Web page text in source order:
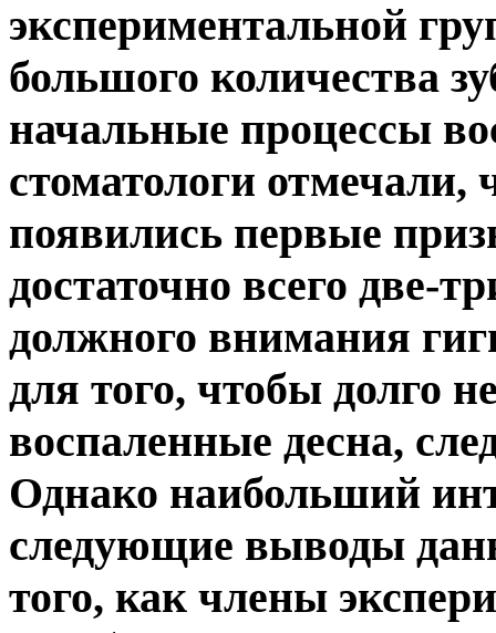
экспериментальной
большого количества
начальные процессы
стоматологи отмечали,
появились первые
достаточно всего две-
должного внимания
для того, чтобы долго
воспаленные десна,
Однако наибольший
следующие выводы
того, как члены